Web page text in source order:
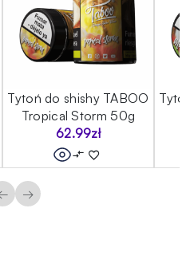
Tytoń do shishy TABOO
Tropical Storm 50g
62.99zł
→